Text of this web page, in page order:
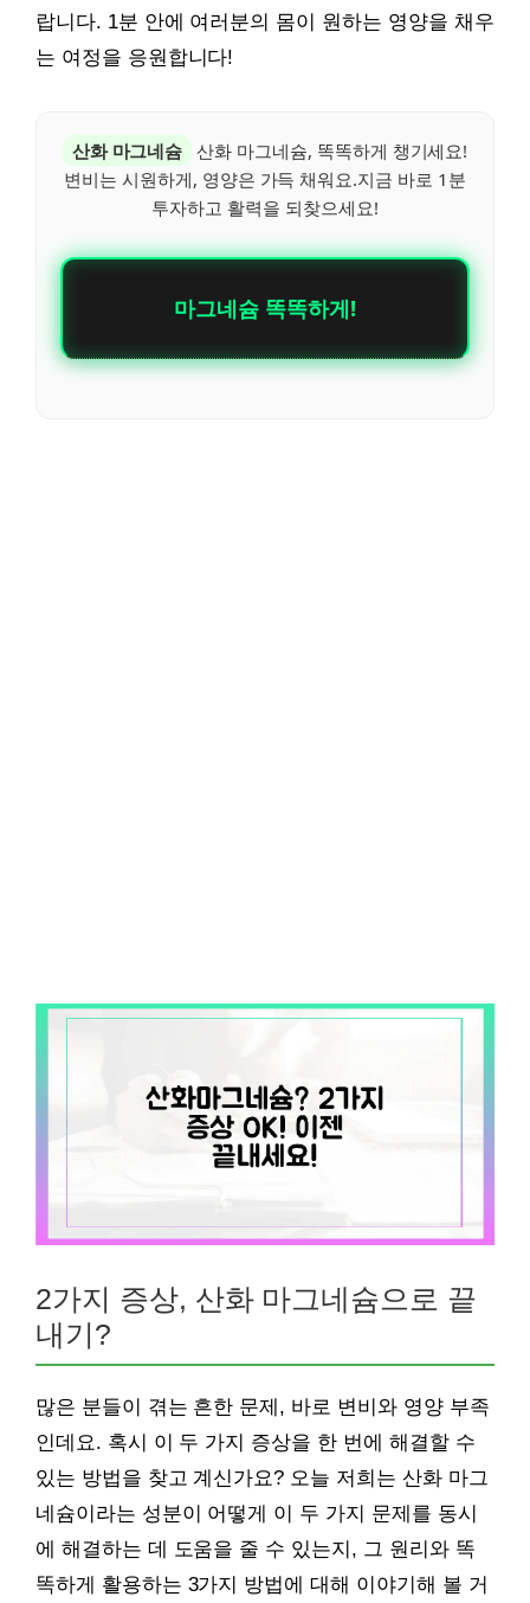
랍니다. 1분 안에 여러분의 몸이 원하는 영양을 채우
는 여정을 응원합니다!
산화 마그네슘 산화 마그네슘, 똑똑하게 챙기세요!
변비는 시원하게, 영양은 가득 채워요.지금 바로 1분
투자하고 활력을 되찾으세요!
마그네슘 똑똑하게!
2가지 증상, 산화 마그네슘으로 끝
내기?
많은 분들이 겪는 흔한 문제, 바로 변비와 영양 부족
인데요. 혹시 이 두 가지 증상을 한 번에 해결할 수
있는 방법을 찾고 계신가요? 오늘 저희는 산화 마그
네슘이라는 성분이 어떻게 이 두 가지 문제를 동시
에 해결하는 데 도움을 줄 수 있는지, 그 원리와 똑
똑하게 활용하는 3가지 방법에 대해 이야기해 볼 거